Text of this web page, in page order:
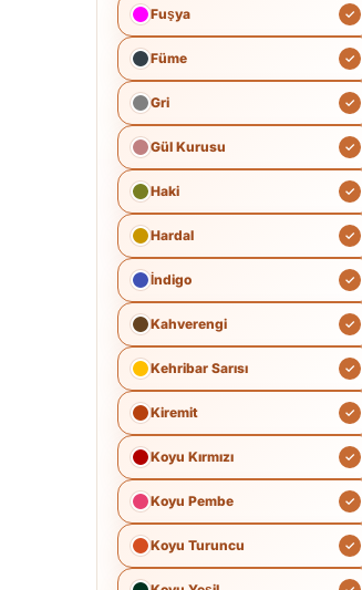
Fuşya
Füme
Gri
Gül Kurusu
Haki
Hardal
İndigo
Kahverengi
Kehribar Sarısı
Kiremit
Koyu Kırmızı
Koyu Pembe
Koyu Turuncu